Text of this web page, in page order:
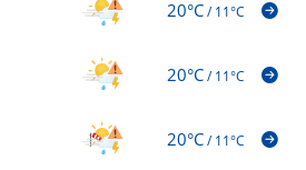
20°C/11°C
20°C/11°C
20°C/11°C